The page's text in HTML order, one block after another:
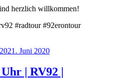
herzlich willkommen!
#radtour #92erontour
21. Juni 2020
| RV92 |